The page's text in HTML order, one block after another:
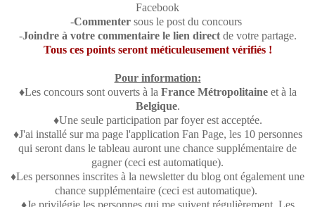
Facebook
-Commenter sous le post du concours
-Joindre à votre commentaire le lien directde votre partage.
Tous ces points seront méticuleusement vérifiés !
Pour information:
♦Les concours sont ouverts à la France Métropolitaineet à la
Belgique.
♦Une seule participation par foyer est acceptée.
♦J'ai installé sur ma page l'application Fan Page, les 10 personnes
qui seront dans le tableau auront une chance supplémentaire de
gagner (ceci est automatique).
♦Les personnes inscrites à la newsletter du blog ont également une
chance supplémentaire (ceci est automatique).
♦Je privilégie les personnes qui me suivent régulièrement. Les